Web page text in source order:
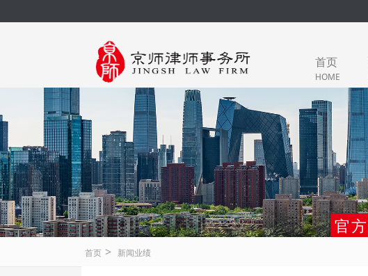
首页
HOME
官方
首页 > 新闻业绩